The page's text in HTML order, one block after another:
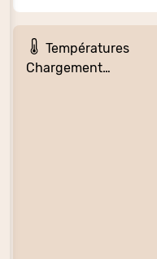
Températures
Chargement…